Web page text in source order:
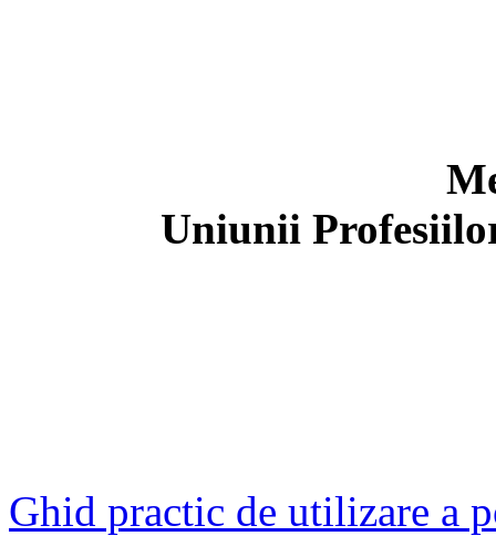
Uniunii
Ghid practic de utilizare a